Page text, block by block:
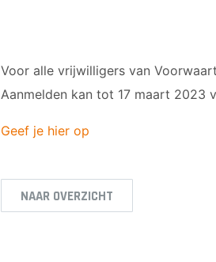
Voor alle vrijwilligers van
Aanmelden kan tot 17 maart 2023
Geef je hier op
NAAR OVERZICHT